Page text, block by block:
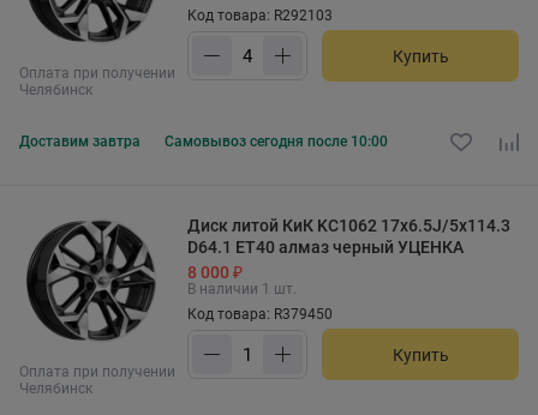
Оплата при получении
Челябинск
Код товара: R292103
Купить
Доставим завтра Самовывоз сегодня после 10:00
Оплата при получении
Челябинск
Диск литой КиК KC1062 17x6.5J/5x114.3
D64.1 ET40 алмаз черный УЦЕНКА
8 000 ₽
В наличии 1 шт.
Код товара: R379450
Купить